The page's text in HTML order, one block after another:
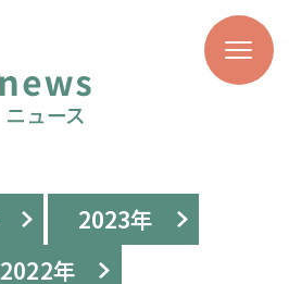
2023年
2022年